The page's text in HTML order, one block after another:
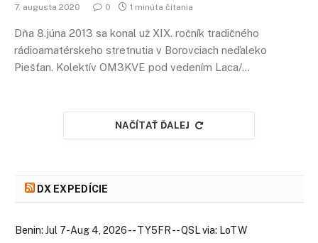
7. augusta 2020 0 1 minúta čítania
Dňa 8.júna 2013 sa konal už XIX. ročník tradičného
rádioamatérskeho stretnutia v Borovciach neďaleko
Piešťan. Kolektív OM3KVE pod vedením Laca/…
NAČÍTAŤ ĎALEJ
DX EXPEDÍCIE
Benin: Jul 7-Aug 4, 2026 -- TY5FR -- QSL via: LoTW